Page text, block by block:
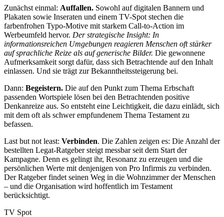
Zunächst einmal: Auffallen. Sowohl auf digitalen Bannern und
Plakaten sowie Inseraten und einem TV-Spot stechen die
farbenfrohen Typo-Motive mit starkem Call-to-Action im
Werbeumfeld hervor. Der strategische Insight: In
informationsreichen Umgebungen reagieren Menschen oft stärker
auf sprachliche Reize als auf generische Bilder. Die gewonnene
Aufmerksamkeit sorgt dafür, dass sich Betrachtende auf den Inhalt
einlassen. Und sie trägt zur Bekanntheitssteigerung bei.
Dann: Begeistern. Die auf den Punkt zum Thema Erbschaft
passenden Wortspiele lösen bei den Betrachtenden positive
Denkanreize aus. So entsteht eine Leichtigkeit, die dazu einlädt, sich
mit dem oft als schwer empfundenem Thema Testament zu
befassen.
Last but not least: Verbinden. Die Zahlen zeigen es: Die Anzahl der
bestellten Legat-Ratgeber steigt messbar seit dem Start der
Kampagne. Denn es gelingt ihr, Resonanz zu erzeugen und die
persönlichen Werte mit denjenigen von Pro Infirmis zu verbinden.
Der Ratgeber findet seinen Weg in die Wohnzimmer der Menschen
– und die Organisation wird hoffentlich im Testament
berücksichtigt.
TV Spot